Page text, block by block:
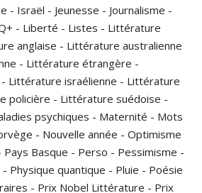
- Israël - Jeunesse - Journalisme -
- Liberté - Listes - Littérature
anglaise - Littérature australienne
- Littérature étrangère -
- Littérature israélienne - Littérature
policière - Littérature suédoise -
psychiques - Maternité - Mots
- Nouvelle année - Optimisme
Pays Basque - Perso - Pessimisme -
- Physique quantique - Pluie - Poésie
- Prix Nobel Littérature - Prix